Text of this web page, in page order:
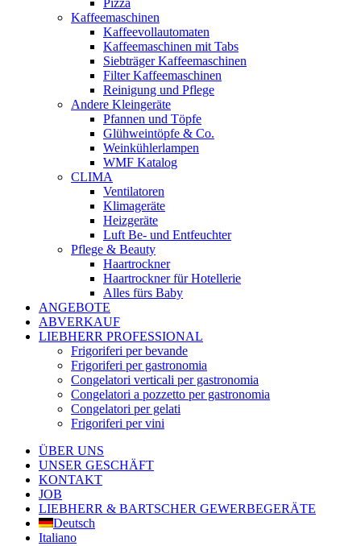
Pizza
Kaffeemaschinen
Kaffeevollautomaten
Kaffeemaschinen mit Tabs
Siebträger Kaffeemaschinen
Filter Kaffeemaschinen
Reinigung und Pflege
Andere Kleingeräte
Pfannen und Töpfe
Glühweintöpfe & Co.
Weinkühlerlampen
WMF Katalog
CLIMA
Ventilatoren
Klimageräte
Heizgeräte
Luft Be- und Entfeuchter
Pflege & Beauty
Haartrockner
Haartrockner für Hotellerie
Alles fürs Baby
ANGEBOTE
ABVERKAUF
LIEBHERR PROFESSIONAL
Frigoriferi per bevande
Frigoriferi per gastronomia
Congelatori verticali per gastronomia
Congelatori a pozzetto per gastronomia
Congelatori per gelati
Frigoriferi per vini
ÜBER UNS
UNSER GESCHÄFT
KONTAKT
JOB
LIEBHERR & BARTSCHER GEWERBEGERÄTE
Deutsch
Italiano